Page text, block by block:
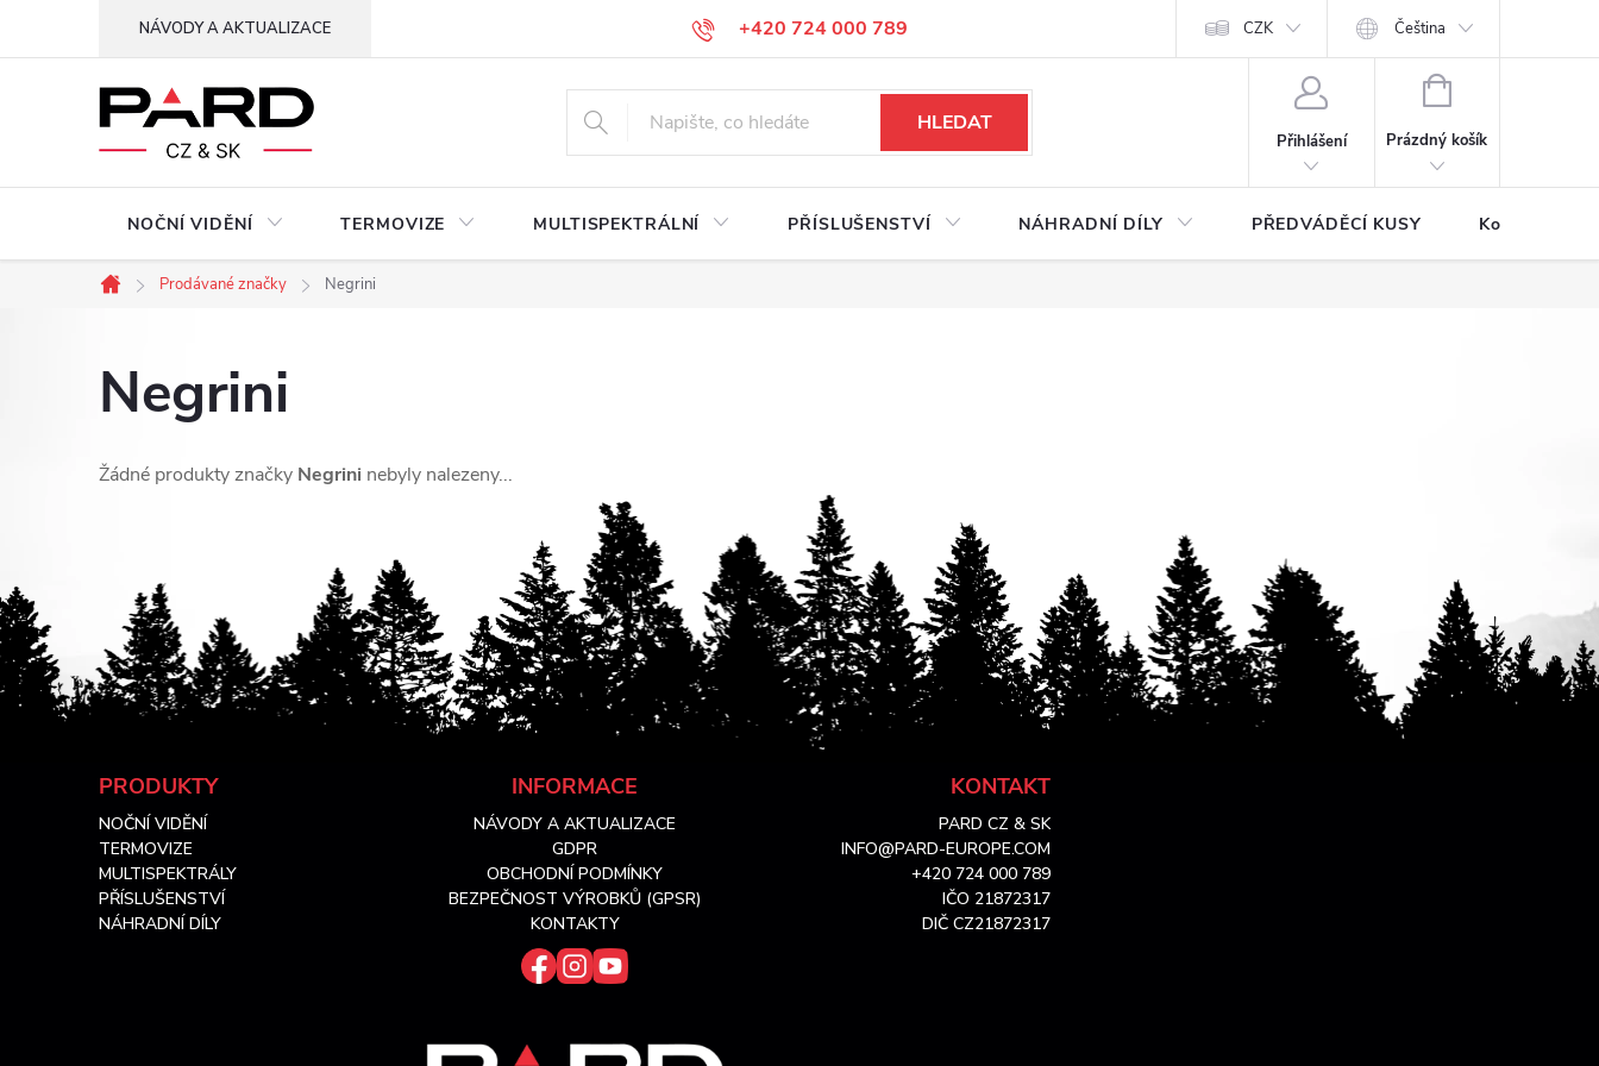
+420 724 000 789
NÁVODY A AKTUALIZACE CZK Čeština
HLEDAT
Přihlášení
NÁKUPNÍ
Prázdný košík
NOČNÍ VIDĚNÍ TERMOVIZE MULTISPEKTRÁLNÍ PŘÍSLUŠENSTVÍ NÁHRADNÍ DÍLY PŘEDVÁDĚCÍ KUSY Kontakty
Domů
Prodávané značky Negrini
Negrini
Žádné produkty značky Negrini nebyly nalezeny...
PRODUKTY
NOČNÍ VIDĚNÍ
TERMOVIZE
MULTISPEKTRÁLY
PŘÍSLUŠENSTVÍ
NÁHRADNÍ DÍLY
INFORMACE
NÁVODY A AKTUALIZACE
GDPR
OBCHODNÍ PODMÍNKY
BEZPEČNOST VÝROBKŮ (GPSR)
KONTAKTY
KONTAKT
PARD CZ & SK
INFO@PARD-EUROPE.COM
+420 724 000 789
IČO 21872317
DIČ CZ21872317